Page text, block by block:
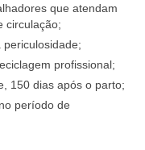
que atendam
circulação;
profissional;
150 dias após o parto;
período de